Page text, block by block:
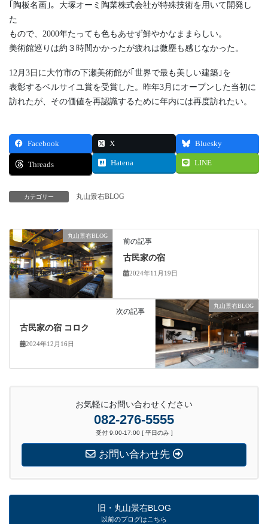
｢陶板名画｣。大塚オーミ陶業株式会社が特殊技術を用いて開発し
た
もので、2000年たっても色もあせず鮮やかなままらしい。
美術館巡りは約３時間かかったが疲れは微塵も感じなかった。
12月3日に大竹市の下瀬美術館が｢世界で最も美しい建築｣を
表彰するベルサイユ賞を受賞した。昨年3月にオープンした当初に
訪れたが、その価値を再認識するために年内には再度訪れたい。
Facebook X Bluesky
Threads Hatena LINE
カテゴリー 丸山景右BLOG
丸山景右BLOG
前の記事
古民家の宿
2024年11月19日
丸山景右BLOG
次の記事
古民家の宿 コロク
2024年12月16日
お気軽にお問い合わせください
082-276-5555
受付 9:00-17:00 [ 平日のみ ]
お問い合わせ先
旧・丸山景右BLOG
以前のブログはこちら